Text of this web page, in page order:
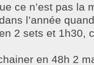
ce n’est pas la
l’année
2 sets et 1h30,
en 48h 2